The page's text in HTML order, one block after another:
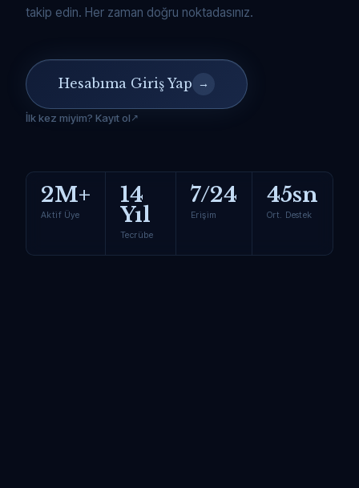
takip edin. Her zaman doğru noktadasınız.
Hesabıma Giriş Yap →
İlk kez miyim? Kayıt ol
2M+
Aktif Üye
14
Yıl
Tecrübe
7/24
Erişim
45sn
Ort. Destek